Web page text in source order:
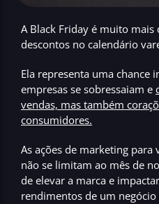
A Black Friday é muito
descontos no calendário
Ela representa uma chance
empresas se sobressaiam e
vendas, mas também
consumidores.
As ações de marketing para
não se limitam ao mês de
de elevar a marca e
rendimentos de um